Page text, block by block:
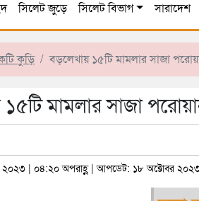
সিলেট জুড়ে সিলেট বিভাগ সারাদেশ
কুড়ি বড়লেখায় ১৫টি মামলার সাজা
মামলার সাজা
২০২৩ | ০৪:২০ অপরাহ্ণ | আপডেট: ১৮ অক্টোবর